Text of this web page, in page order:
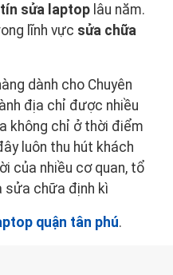
sửa laptop lâu năm.
lĩnh vực sửa chữa
dành cho Chuyên
địa chỉ được nhiều
không chỉ ở thời điểm
luôn thu hút khách
của nhiều cơ quan, tổ
sửa chữa định kì
quận tân phú.